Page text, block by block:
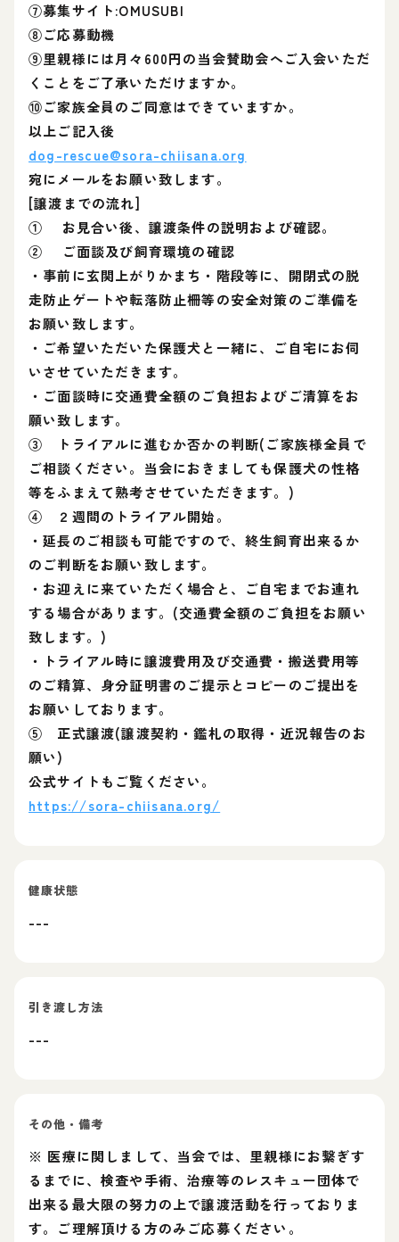
⑦募集サイト:OMUSUBI
⑧ご応募動機
⑨里親様には月々600円の当会賛助会へご入会いただ
くことをご了承いただけますか。
⑩ご家族全員のご同意はできていますか。
以上ご記入後
dog-rescue@sora-chiisana.org
宛にメールをお願い致します。
[譲渡までの流れ]
① お見合い後、譲渡条件の説明および確認。
② ご面談及び飼育環境の確認
・事前に玄関上がりかまち・階段等に、開閉式の脱
走防止ゲートや転落防止柵等の安全対策のご準備を
お願い致します。
・ご希望いただいた保護犬と一緒に、ご自宅にお伺
いさせていただきます。
・ご面談時に交通費全額のご負担およびご清算をお
願い致します。
③ トライアルに進むか否かの判断(ご家族様全員で
ご相談ください。当会におきましても保護犬の性格
等をふまえて熟考させていただきます。)
④ ２週間のトライアル開始。
・延長のご相談も可能ですので、終生飼育出来るか
のご判断をお願い致します。
・お迎えに来ていただく場合と、ご自宅までお連れ
する場合があります。(交通費全額のご負担をお願い
致します。)
・トライアル時に譲渡費用及び交通費・搬送費用等
のご精算、身分証明書のご提示とコピーのご提出を
お願いしております。
⑤ 正式譲渡(譲渡契約・鑑札の取得・近況報告のお
願い)
公式サイトもご覧ください。
https://sora-chiisana.org/
健康状態
---
引き渡し方法
---
その他・備考
※ 医療に関しまして、当会では、里親様にお繋ぎす
るまでに、検査や手術、治療等のレスキュー団体で
出来る最大限の努力の上で譲渡活動を行っておりま
す。ご理解頂ける方のみご応募ください。